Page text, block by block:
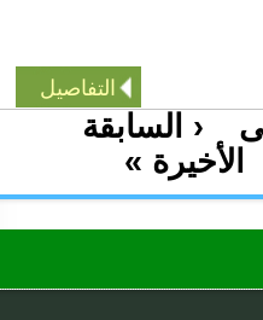
التفاصيل
‹ السابقة
الأخيرة »